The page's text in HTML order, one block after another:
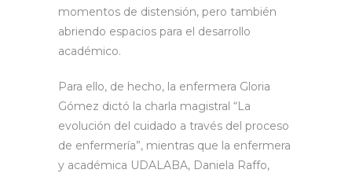
momentos de distensión, pero también
abriendo espacios para el desarrollo
académico.
Para ello, de hecho, la enfermera Gloria
Gómez dictó la charla magistral “La
evolución del cuidado a través del proceso
de enfermería”, mientras que la enfermera
y académica UDALABA, Daniela Raffo,